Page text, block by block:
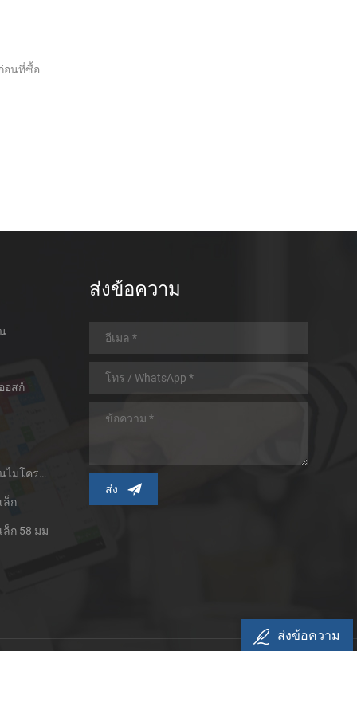
อนที่ซื้อ
อสก์
เครื่องพิมพ์ใบเสร็จความร้อนไมโครพาเนล
ล็ก
ก 58 มม
ส่งข้อความ
ส่งข้อความ